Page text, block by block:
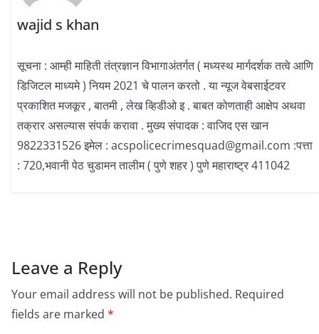
wajid s khan
सूचना : आम्ही माहिती तंत्रज्ञान विभागाअंतर्गत ( मध्यस्थ मार्गदर्शक तत्वे आणि
डिजिटल माध्यमे ) नियम 2021 चे पालन करतो . या न्यूज वेबसाईटवर
प्रकाशित मजकूर , बातमी , लेख व्हिडीओ इ . बाबत कोणताही आक्षेप अथवा
तक्रार असल्यास संपर्क करावा . मुख्य संपादक : वाजिद एस खान
9822331526 इमेल : acspolicecrimesquad@gmail.com :पत्ता
: 720,भवानी पेठ चुडामन तालीम ( पुणे शहर ) पुणे महाराष्ट्र 411042
Leave a Reply
Your email address will not be published. Required
fields are marked *